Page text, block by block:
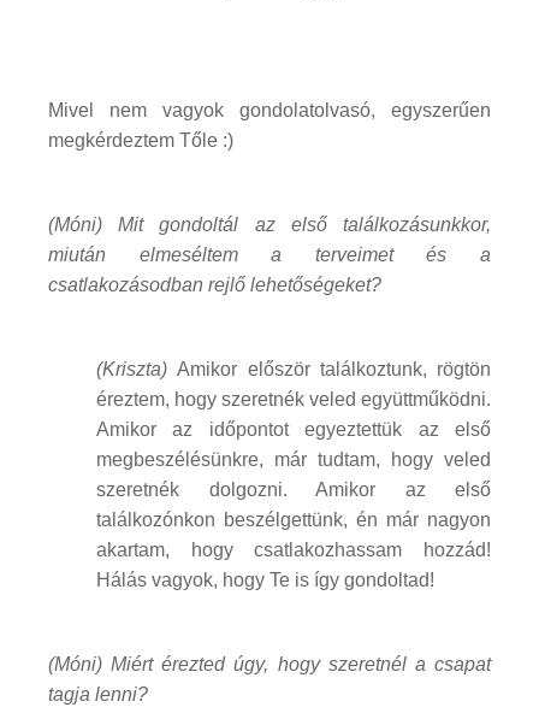
Mivel nem vagyok gondolatolvasó, egyszerűen
megkérdeztem Tőle :)
(Móni) Mit gondoltál az első találkozásunkkor,
miután elmeséltem a terveimet és a
csatlakozásodban rejlő lehetőségeket?
(Kriszta) Amikor először találkoztunk, rögtön
éreztem, hogy szeretnék veled együttműködni.
Amikor az időpontot egyeztettük az első
megbeszélésünkre, már tudtam, hogy veled
szeretnék dolgozni. Amikor az első
találkozónkon beszélgettünk, én már nagyon
akartam, hogy csatlakozhassam hozzád!
Hálás vagyok, hogy Te is így gondoltad!
(Móni) Miért érezted úgy, hogy szeretnél a csapat
tagja lenni?